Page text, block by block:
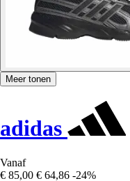
Meer tonen
adidas
Vanaf
€ 85,00 € 64,86 -24%